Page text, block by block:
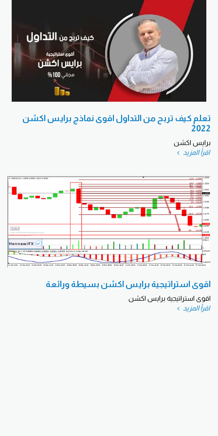
تعلم كيف تربح من التداول اقوى نماذج برايس اكشن
2022
برايس اكشن
اقرأ المزيد
اقوى استراتيجية برايس اكشن بسيطة ورائعة
اقوى استراتيجية برايس اكشن
اقرأ المزيد